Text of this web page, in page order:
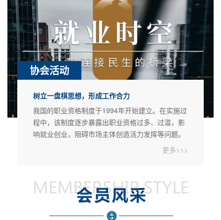
条件，履行了备案程序。2022年按照自治区人力资源
和社会保障厅
协会活动
树立一盘棋思想，形成工作合力
我国的职业资格制度于1994年开始建立。在实施过
程中，该制度逐步暴露出职业资格过多、过滥，影
响就业创业，阻碍市场主体创造活力发挥等问题。
因此，2013年以来，我国逐步推行职业资格制度改
更多>>>